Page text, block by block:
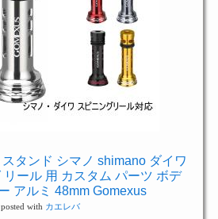
タンド シマノ shimano ダイワ
ール 用 カスタム パーツ ボデ
アルミ 48mm Gomexus
posted with カエレバ